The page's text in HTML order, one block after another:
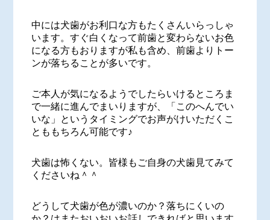
中には犬歯がお利口な方もたくさんいらっしゃ
います。すぐ白くなって前歯と変わらないお色
になる方もおりますが私も含め、前歯よりトー
ンが落ちることが多いです。
ご本人が気になるようでしたらいけるところま
で一緒に進んでまいりますが、「このへんでい
いな」というタイミングでお声がけいただくこ
とももちろん可能です♪
犬歯は怖くない。皆様もご自身の犬歯見てみて
くださいね＾＾
どうして犬歯が色が濃いのか？落ちにくいの